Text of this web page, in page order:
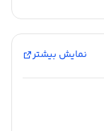
نمایش بیشتر